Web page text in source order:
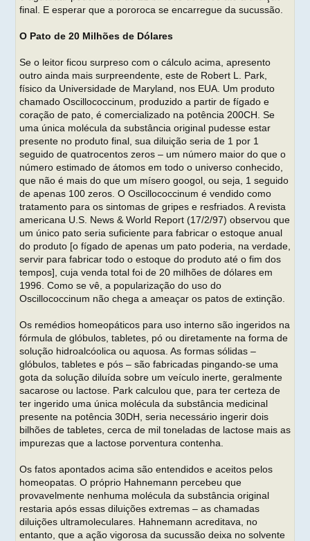
final. E esperar que a pororoca se encarregue da sucussão.
O Pato de 20 Milhões de Dólares
Se o leitor ficou surpreso com o cálculo acima, apresento
outro ainda mais surpreendente, este de Robert L. Park,
físico da Universidade de Maryland, nos EUA. Um produto
chamado Oscillococcinum, produzido a partir de fígado e
coração de pato, é comercializado na potência 200CH. Se
uma única molécula da substância original pudesse estar
presente no produto final, sua diluição seria de 1 por 1
seguido de quatrocentos zeros – um número maior do que o
número estimado de átomos em todo o universo conhecido,
que não é mais do que um mísero googol, ou seja, 1 seguido
de apenas 100 zeros. O Oscillococcinum é vendido como
tratamento para os sintomas de gripes e resfriados. A revista
americana U.S. News & World Report (17/2/97) observou que
um único pato seria suficiente para fabricar o estoque anual
do produto [o fígado de apenas um pato poderia, na verdade,
servir para fabricar todo o estoque do produto até o fim dos
tempos], cuja venda total foi de 20 milhões de dólares em
1996. Como se vê, a popularização do uso do
Oscillococcinum não chega a ameaçar os patos de extinção.
Os remédios homeopáticos para uso interno são ingeridos na
fórmula de glóbulos, tabletes, pó ou diretamente na forma de
solução hidroalcóolica ou aquosa. As formas sólidas –
glóbulos, tabletes e pós – são fabricadas pingando-se uma
gota da solução diluída sobre um veículo inerte, geralmente
sacarose ou lactose. Park calculou que, para ter certeza de
ter ingerido uma única molécula da substância medicinal
presente na potência 30DH, seria necessário ingerir dois
bilhões de tabletes, cerca de mil toneladas de lactose mais as
impurezas que a lactose porventura contenha.
Os fatos apontados acima são entendidos e aceitos pelos
homeopatas. O próprio Hahnemann percebeu que
provavelmente nenhuma molécula da substância original
restaria após essas diluições extremas – as chamadas
diluições ultramoleculares. Hahnemann acreditava, no
entanto, que a ação vigorosa da sucussão deixa no solvente